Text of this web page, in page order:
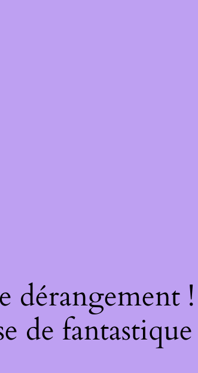
dérangement
de